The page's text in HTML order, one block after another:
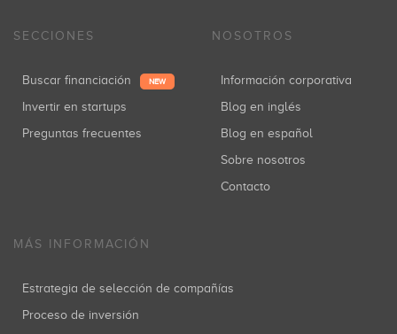
SECCIONES
Buscar financiación NEW
Invertir en startups
Preguntas frecuentes
NOSOTROS
Información corporativa
Blog en inglés
Blog en español
Sobre nosotros
Contacto
MÁS INFORMACIÓN
Estrategia de selección de compañías
Proceso de inversión